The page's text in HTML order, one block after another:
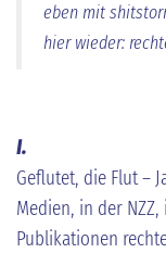
eben mit
hier wieder:
I.
Geflutet, die Flut –
Medien, in der
Publikationen